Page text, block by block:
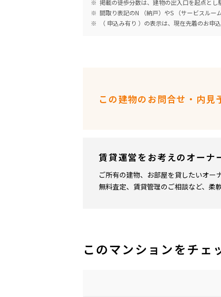
掲載の徒歩分数は、建物の出入口を起点と
間取り表記のN （納戸）やS （サービスル
（ 申込み有り ）の表示は、現在先着のお
この建物のお問合せ・内見
賃貸運営をお考えのオーナ
ご所有の建物、お部屋を貸したいオー
無料査定、賃貸管理のご相談など、柔
このマンションをチェ